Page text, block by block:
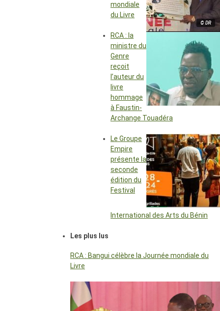
© DR
mondiale
du Livre
RCA : la
ministre du
Genre
reçoit
l’auteur du
livre
hommage
à Faustin-
Archange Touadéra
Le Groupe
Empire
présente la
seconde
édition du
Festival
International des Arts du Bénin
Les plus lus
RCA : Bangui célèbre la Journée mondiale du
Livre